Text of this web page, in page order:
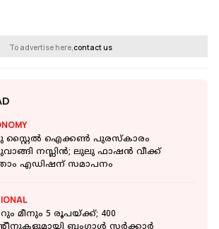
To advertise here,contact us
സ്റ്റൈൽ ഐക്കൺ പുരസ്കാരം
ലുലു ഫാഷൻ വീക്ക്
പത്താം എഡിഷന് സമാപനം
മീനും 5 രൂപയ്ക്ക്; 400